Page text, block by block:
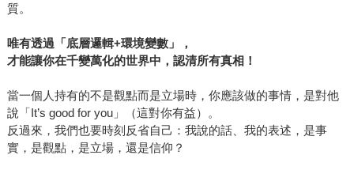
質。
唯有透過「底層邏輯+環境變數」，
才能讓你在千變萬化的世界中，認清所有真相！
當一個人持有的不是觀點而是立場時，你應該做的事情，是對他
說「It’s good for you」（這對你有益）。
反過來，我們也要時刻反省自己：我說的話、我的表述，是事
實，是觀點，是立場，還是信仰？